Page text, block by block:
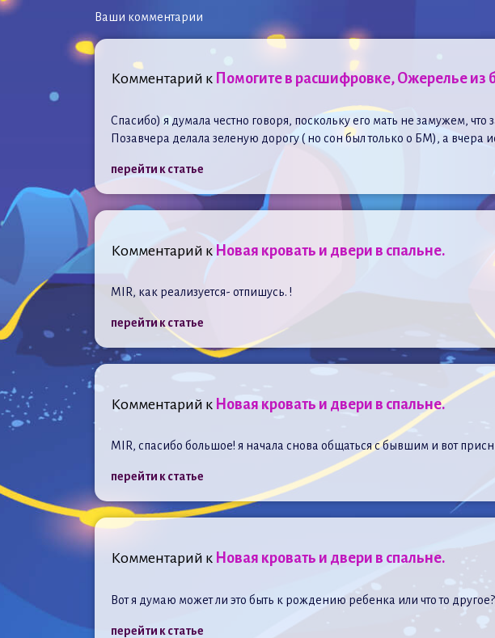
Ваши комментарии
Комментарий к Помогите в расшифровке, Ожерелье
Спасибо) я думала честно говоря, поскольку его мать не замужем,
Позавчера делала зеленую дорогу ( но сон был только о БМ), а вчера
перейти к статье
Комментарий к Новая кровать и двери в спальне.
MIR, как реализуется- отпишусь. !
перейти к статье
Комментарий к Новая кровать и двери в спальне.
MIR, спасибо большое! я начала снова общаться с бывшим и вот
перейти к статье
Комментарий к Новая кровать и двери в спальне.
Вот я думаю может ли это быть к рождению ребенка или что то
перейти к статье